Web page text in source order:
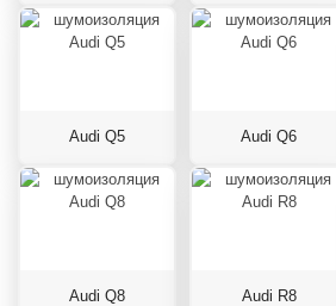
Audi Q5 Audi Q6
Audi Q8 Audi R8